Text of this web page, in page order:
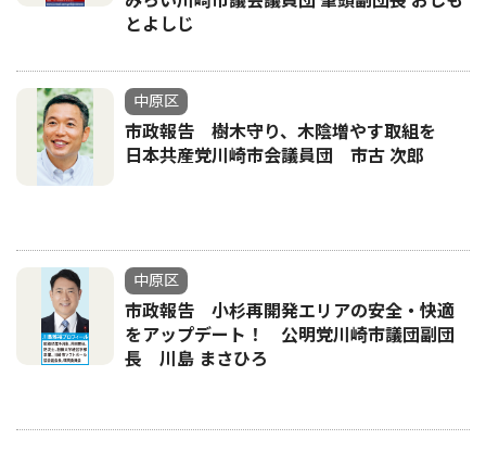
とよしじ
中原区
市政報告 樹木守り、木陰増やす取組を
日本共産党川崎市会議員団 市古 次郎
中原区
市政報告 小杉再開発エリアの安全・快適
をアップデート！ 公明党川崎市議団副団
長 川島 まさひろ